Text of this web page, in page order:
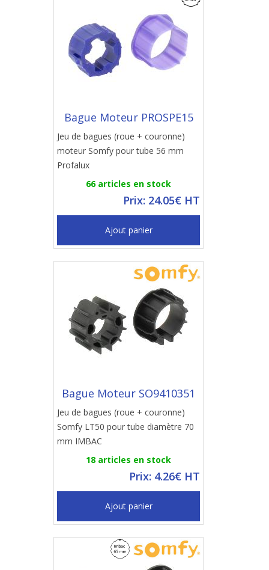
Bague Moteur PROSPE15
Jeu de bagues (roue + couronne)
moteur Somfy pour tube 56 mm
Profalux
66 articles en stock
Prix: 24.05€ HT
Ajout panier
Bague Moteur SO9410351
Jeu de bagues (roue + couronne)
Somfy LT50 pour tube diamètre 70
mm IMBAC
18 articles en stock
Prix: 4.26€ HT
Ajout panier